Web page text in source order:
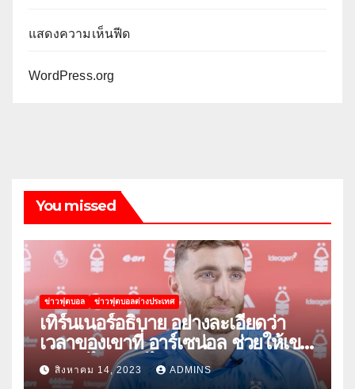
แสดงความเห็นฟีด
WordPress.org
You missed
ข่าวฟุตบอล ข่าวฟุตบอลต่างประเทศ
เทิร์นเนอร์อธิบาย อย่างละเอียดว่า
เวลาของเขาที่ อาร์เซน่อล ช่วยให้เขา
พัฒนาได้อย่างไร
สิงหาคม 14, 2023 ADMINS